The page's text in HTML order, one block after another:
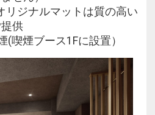
リジナルマットは質の高い
供
(喫煙ブース1Fに設置）